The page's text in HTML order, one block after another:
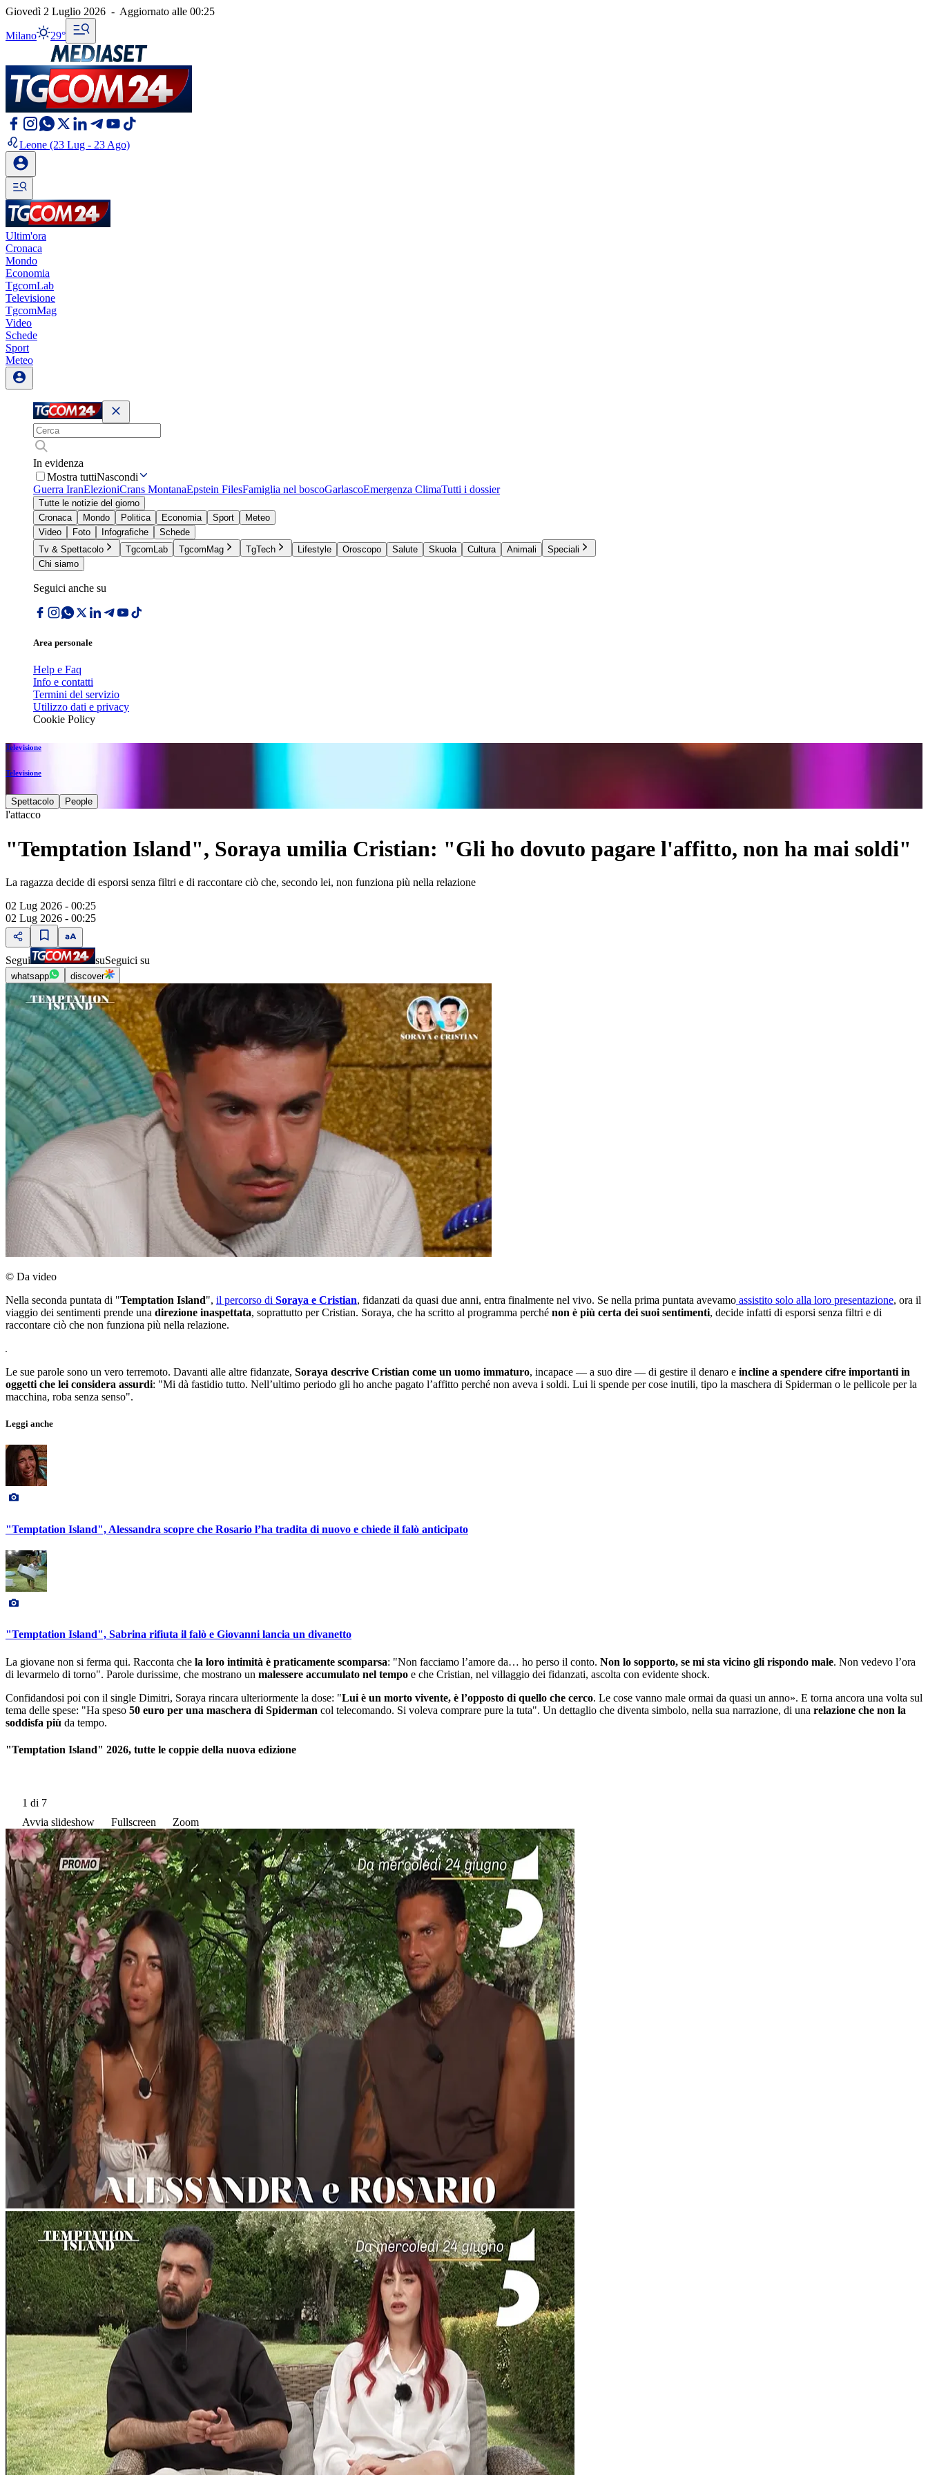
Giovedì 2 Luglio 2026 - Aggiornato alle 00:25
Milano 29°
Leone (23 Lug - 23 Ago)
Ultim'ora
Cronaca
Mondo
Economia
TgcomLab
Televisione
TgcomMag
Video
Schede
Sport
Meteo
In evidenza
Mostra tuttiNascondi
Guerra IranElezioniCrans MontanaEpstein FilesFamiglia nel boscoGarlascoEmergenza ClimaTutti i dossier
Tutte le notizie del giorno
Cronaca
Mondo Politica Economia Sport
Meteo
Video
Foto Infografiche
Schede
Tv & Spettacolo
TgcomLab TgcomMag TgTech Lifestyle Oroscopo Salute Skuola Cultura Animali
Speciali
Chi siamo
Seguici anche su
Area personale
Help e Faq
Info e contatti
Termini del servizio
Utilizzo dati e privacy
Cookie Policy
Televisione
Televisione
Spettacolo People
l'attacco
"Temptation Island", Soraya umilia Cristian: "Gli ho dovuto pagare l'affitto, non ha mai soldi"
La ragazza decide di esporsi senza filtri e di raccontare ciò che, secondo lei, non funziona più nella relazione
02 Lug 2026 - 00:25
02 Lug 2026 - 00:25
Segui suSeguici su
whatsapp discover
© Da video
Nella seconda puntata di "Temptation Island", il percorso di Soraya e Cristian, fidanzati da quasi due anni, entra finalmente nel vivo. Se nella prima puntata avevamo assistito solo alla loro presentazione, ora il
viaggio dei sentimenti prende una direzione inaspettata, soprattutto per Cristian. Soraya, che ha scritto al programma perché non è più certa dei suoi sentimenti, decide infatti di esporsi senza filtri e di
raccontare ciò che non funziona più nella relazione.
Le sue parole sono un vero terremoto. Davanti alle altre fidanzate, Soraya descrive Cristian come un uomo immaturo, incapace — a suo dire — di gestire il denaro e incline a spendere cifre importanti in
oggetti che lei considera assurdi: "Mi dà fastidio tutto. Nell’ultimo periodo gli ho anche pagato l’affitto perché non aveva i soldi. Lui li spende per cose inutili, tipo la maschera di Spiderman o le pellicole per la
macchina, roba senza senso".
Leggi anche
"Temptation Island", Alessandra scopre che Rosario l’ha tradita di nuovo e chiede il falò anticipato
"Temptation Island", Sabrina rifiuta il falò e Giovanni lancia un divanetto
La giovane non si ferma qui. Racconta che la loro intimità è praticamente scomparsa: "Non facciamo l’amore da… ho perso il conto. Non lo sopporto, se mi sta vicino gli rispondo male. Non vedevo l’ora
di levarmelo di torno". Parole durissime, che mostrano un malessere accumulato nel tempo e che Cristian, nel villaggio dei fidanzati, ascolta con evidente shock.
Confidandosi poi con il single Dimitri, Soraya rincara ulteriormente la dose: "Lui è un morto vivente, è l’opposto di quello che cerco. Le cose vanno male ormai da quasi un anno». E torna ancora una volta sul
tema delle spese: "Ha speso 50 euro per una maschera di Spiderman col telecomando. Si voleva comprare pure la tuta". Un dettaglio che diventa simbolo, nella sua narrazione, di una relazione che non la
soddisfa più da tempo.
"Temptation Island" 2026, tutte le coppie della nuova edizione
1 di 7
Avvia slideshow
Fullscreen Zoom